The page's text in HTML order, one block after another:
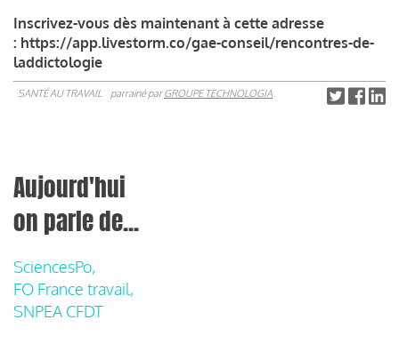
Inscrivez-vous dès maintenant à cette adresse
: https://app.livestorm.co/gae-conseil/rencontres-de-
laddictologie
SANTÉ AU TRAVAIL parrainé parGROUPE TECHNOLOGIA
Aujourd'hui
on parle de...
SciencesPo,
FO France travail,
SNPEA CFDT